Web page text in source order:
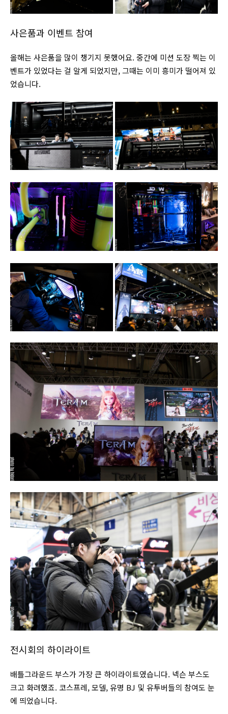
사은품과 이벤트 참여
올해는 사은품을 많이 챙기지 못했어요. 중간에 미션 도장 찍는 이
벤트가 있었다는 걸 알게 되었지만, 그때는 이미 흥미가 떨어져 있
었습니다.
전시회의 하이라이트
배틀그라운드 부스가 가장 큰 하이라이트였습니다. 넥슨 부스도
크고 화려했죠. 코스프레, 모델, 유명 BJ 및 유투버들의 참여도 눈
에 띄었습니다.